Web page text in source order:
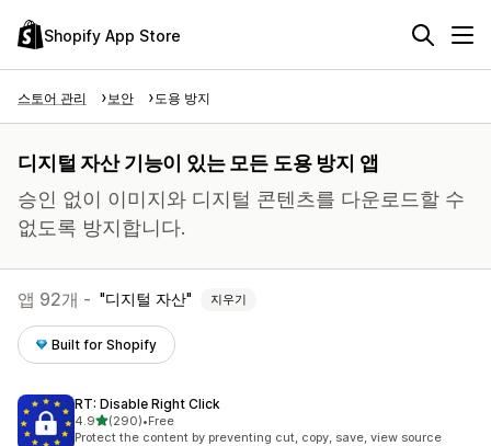
Shopify App Store
스토어 관리 보안 도용 방지
디지털 자산 기능이 있는 모든 도용 방지 앱
승인 없이 이미지와 디지털 콘텐츠를 다운로드할 수
없도록 방지합니다.
앱 92개 - 디지털 자산 지우기
Built for Shopify
RT: Disable Right Click
4.9별 5개 중
(290)
총 리뷰 290개
•Free
Protect the content by preventing cut, copy, save, view source